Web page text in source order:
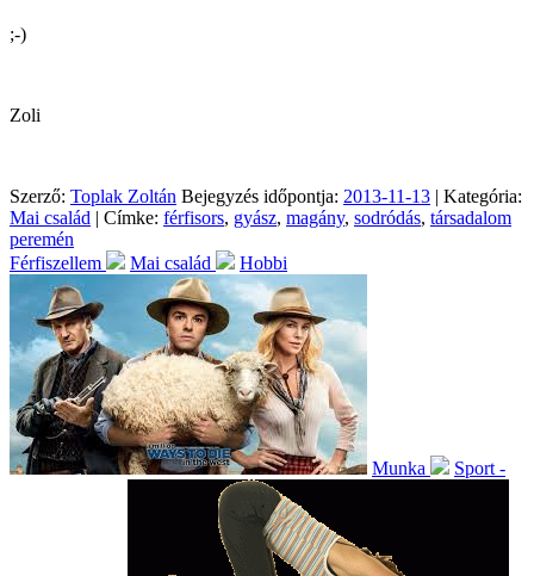
;-)
Zoli
Szerző: Toplak Zoltán Bejegyzés időpontja: 2013-11-13 | Kategória:
Mai család | Címke: férfisors, gyász, magány, sodródás, társadalom
peremén
Férfiszellem
Mai család Hobbi
Munka Sport -